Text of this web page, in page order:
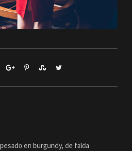
en burgundy, de falda